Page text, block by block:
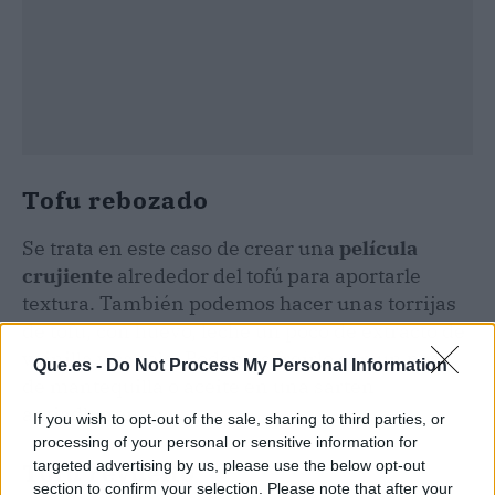
Que.es - Do Not Process My Personal Information
If you wish to opt-out of the sale, sharing to third parties, or
processing of your personal or sensitive information for
targeted advertising by us, please use the below opt-out
section to confirm your selection. Please note that after your
Tofu rebozado
Se trata en este caso de crear una película
crujiente alrededor del tofú para aportarle
textura. También podemos hacer unas torrijas
de tofu, con huevo, leche un poco de extracto de
vainilla y canela. Podemos freírlo con un poco
antiadherente.
Tofu revuelto